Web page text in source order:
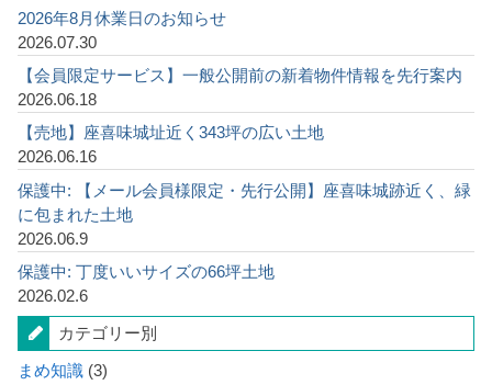
2026年8月休業日のお知らせ
2026.07.30
【会員限定サービス】一般公開前の新着物件情報を先行案内
2026.06.18
【売地】座喜味城址近く343坪の広い土地
2026.06.16
保護中: 【メール会員様限定・先行公開】座喜味城跡近く、緑
に包まれた土地
2026.06.9
保護中: 丁度いいサイズの66坪土地
2026.02.6
カテゴリー別
まめ知識 (3)